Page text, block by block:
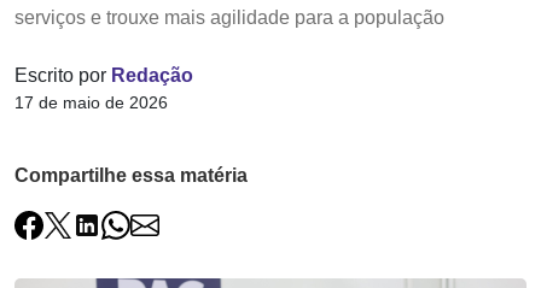
serviços e trouxe mais agilidade para a população
Escrito por Redação
17 de maio de 2026
Compartilhe essa matéria